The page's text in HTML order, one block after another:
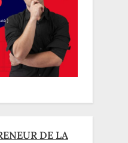
DE LA